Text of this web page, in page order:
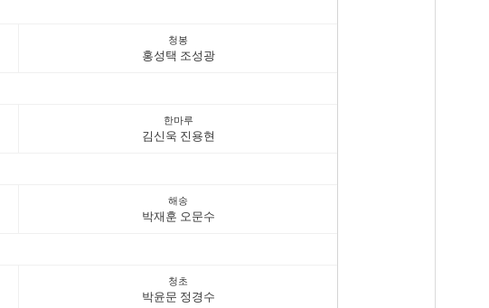
청봉
홍성택 조성광
한마루
김신욱 진용현
해송
박재훈 오문수
청초
박윤문 정경수